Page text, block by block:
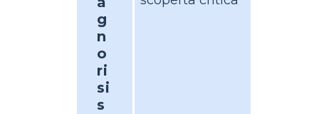
g
n
o
ri
si
s